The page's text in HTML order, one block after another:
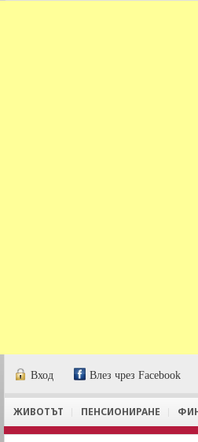
Вход Влез чрез Facebook
ЖИВОТЪТ ПЕНСИОНИРАНЕ